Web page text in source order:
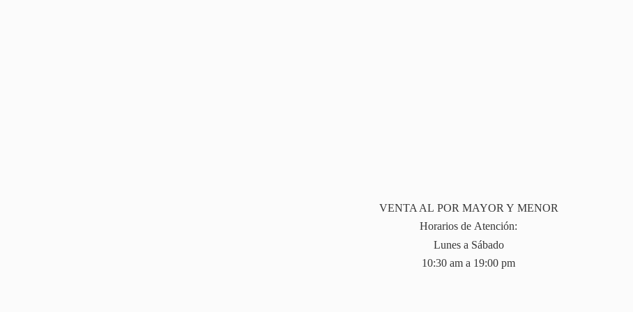
VENTA AL POR MAYOR Y MENOR
Horarios de Atención:
Lunes a Sábado
10:30 am a 19:00 pm